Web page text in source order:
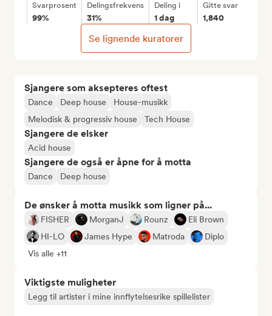
Sjangere som aksepteres oftest
Dance Deep house
House-musikk
Melodisk & progressiv house
Tech House
Sjangere de elsker
Acid house
Sjangere de også er åpne for å motta
Dance Deep house
De ønsker å motta musikk som ligner på...
FISHER MorganJ Rounz
Eli Brown
HI-LO
James Hype Matroda
Diplo
Vis alle +11
Viktigste muligheter
Legg til artister i mine innflytelsesrike spillelister
Svarprosent
99%
Delingsfrekvens
31%
Deling i
1 dag
Gitte svar
1,840
Se lignende kuratorer